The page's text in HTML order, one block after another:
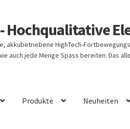
- Hochqualitative
akkubetriebene HighTech-
auch jede Menge Spass bereiten. Das
Produkte Neuheiten